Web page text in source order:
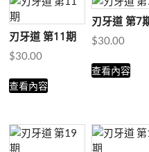
刃牙道 第11期
$30.00
查看內容
刃牙道 第7
$30.00
查看內容